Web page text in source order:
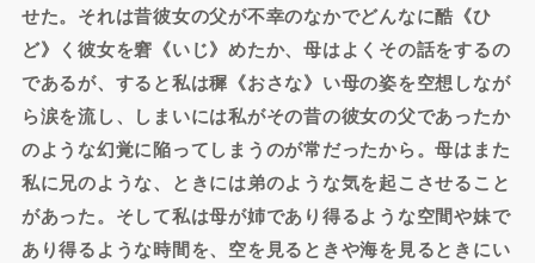
せた。それは昔彼女の父が不幸のなかでどんなに酷《ひ
ど》く彼女を窘《いじ》めたか、母はよくその話をするの
であるが、すると私は穉《おさな》い母の姿を空想しなが
ら涙を流し、しまいには私がその昔の彼女の父であったか
のような幻覚に陥ってしまうのが常だったから。母はまた
私に兄のような、ときには弟のような気を起こさせること
があった。そして私は母が姉であり得るような空間や妹で
あり得るような時間を、空を見るときや海を見るときにい